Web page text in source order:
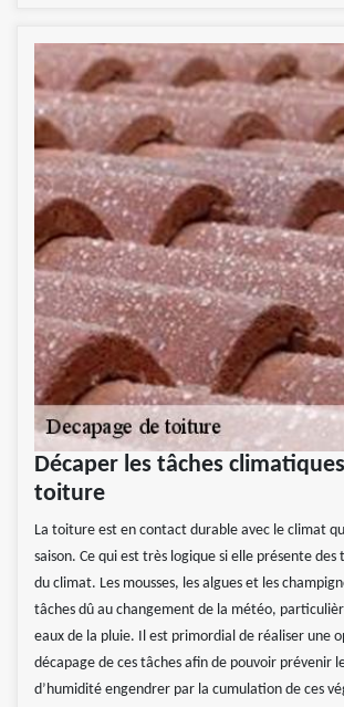
Décaper les tâches
toiture
La toiture est en contact durable avec le climat
saison. Ce qui est très logique si elle présente des
du climat. Les mousses, les algues et les
tâches dû au changement de la météo,
eaux de la pluie. Il est primordial de réaliser une
décapage de ces tâches afin de pouvoir prévenir
d’humidité engendrer par la cumulation de ces